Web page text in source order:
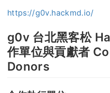
https://g0v.hackmd.io/
g0v 台北黑客松
作單位與貢獻者
Donors